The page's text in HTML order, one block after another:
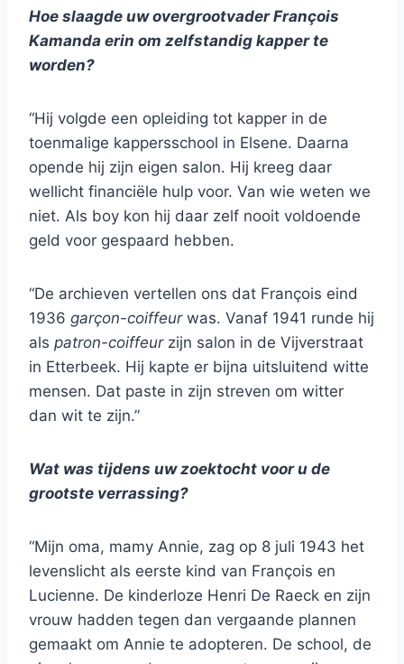
Hoe slaagde uw overgrootvader François
Kamanda erin om zelfstandig kapper te
worden?
“Hij volgde een opleiding tot kapper in de
toenmalige kappersschool in Elsene. Daarna
opende hij zijn eigen salon. Hij kreeg daar
wellicht financiële hulp voor. Van wie weten we
niet. Als boy kon hij daar zelf nooit voldoende
geld voor gespaard hebben.
“De archieven vertellen ons dat François eind
1936 garçon-coiffeurwas. Vanaf 1941 runde hij
als patron-coiffeur zijn salon in de Vijverstraat
in Etterbeek. Hij kapte er bijna uitsluitend witte
mensen. Dat paste in zijn streven om witter
dan wit te zijn.”
Wat was tijdens uw zoektocht voor u de
grootste verrassing?
“Mijn oma, mamy Annie, zag op 8 juli 1943 het
levenslicht als eerste kind van François en
Lucienne. De kinderloze Henri De Raeck en zijn
vrouw hadden tegen dan vergaande plannen
gemaakt om Annie te adopteren. De school, de